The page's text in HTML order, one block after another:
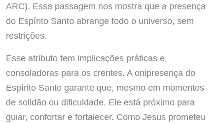
ARC). Essa passagem nos mostra que a presença
do Espírito Santo abrange todo o universo, sem
restrições.
Esse atributo tem implicações práticas e
consoladoras para os crentes. A onipresença do
Espírito Santo garante que, mesmo em momentos
de solidão ou dificuldade, Ele está próximo para
guiar, confortar e fortalecer. Como Jesus prometeu